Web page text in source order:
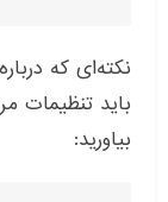
نکته‌ای که درباره
باید تنظیمات
بیاورید: